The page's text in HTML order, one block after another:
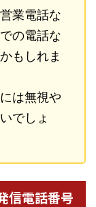
業電話な
の電話な
もしれま
は無視や
でしょ
信電話番号